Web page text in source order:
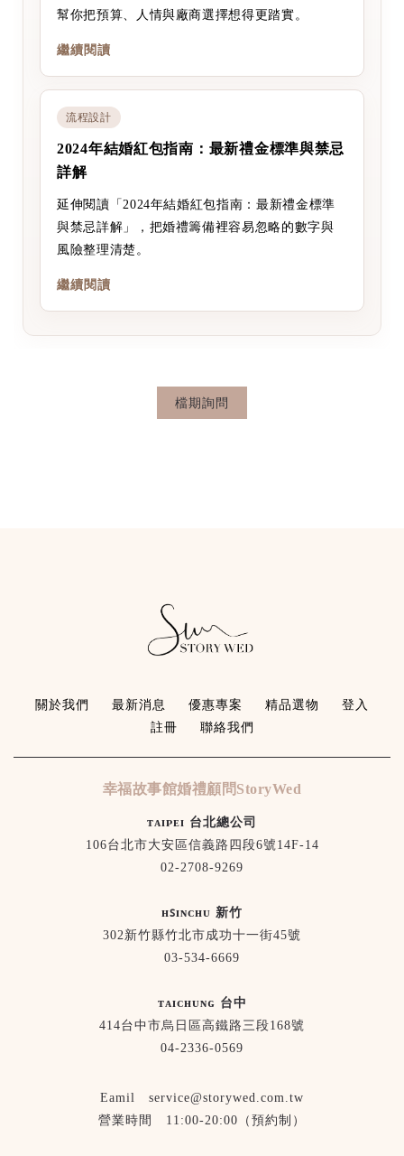
幫你把預算、人情與廠商選擇想得更踏實。
繼續閱讀
流程設計
2024年結婚紅包指南：最新禮金標準與禁忌
詳解
延伸閱讀「2024年結婚紅包指南：最新禮金標準
與禁忌詳解」，把婚禮籌備裡容易忽略的數字與
風險整理清楚。
繼續閱讀
檔期詢問
關於我們 最新消息 優惠專案 精品選物
登入
註冊
聯絡我們
幸福故事館婚禮顧問StoryWed
ᴛᴀɪᴘᴇɪ 台北總公司
106台北市大安區信義路四段6號14F-14
02-2708-9269
ʜꜱɪɴᴄʜᴜ 新竹
302新竹縣竹北市成功十一街45號
03-534-6669
ᴛᴀɪᴄʜᴜɴɢ 台中
414台中市烏日區高鐵路三段168號
04-2336-0569
Eamil service@storywed.com.tw
營業時間 11:00-20:00（預約制）